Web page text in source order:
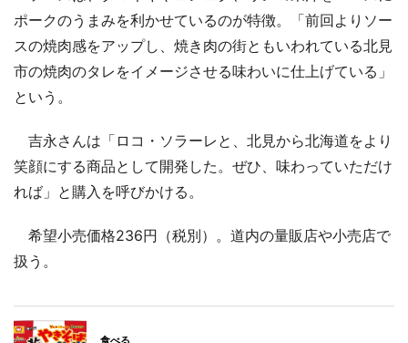
ポークのうまみを利かせているのが特徴。「前回よりソー
スの焼肉感をアップし、焼き肉の街ともいわれている北見
市の焼肉のタレをイメージさせる味わいに仕上げている」
という。
吉永さんは「ロコ・ソラーレと、北見から北海道をより
笑顔にする商品として開発した。ぜひ、味わっていただけ
れば」と購入を呼びかける。
希望小売価格236円（税別）。道内の量販店や小売店で
扱う。